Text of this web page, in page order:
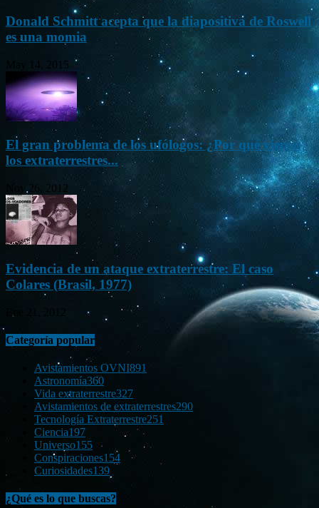
Donald Schmitt acepta que la diapositiva de Roswell
es una momia
May 14, 2015
El gran problema de los ufólogos: ¿Por qué vienen
los extraterrestres...
Nov 26, 2012
Evidencia de un ataque extraterrestre: El caso
Colares (Brasil, 1977)
Categoría popular
Avistamientos OVNI891
Astronomía360
Vida extraterrestre327
Avistamientos de extraterrestres290
Tecnología Extraterrestre251
Ciencia197
Universo155
Conspiraciones154
Curiosidades139
¿Qué es lo que buscas?